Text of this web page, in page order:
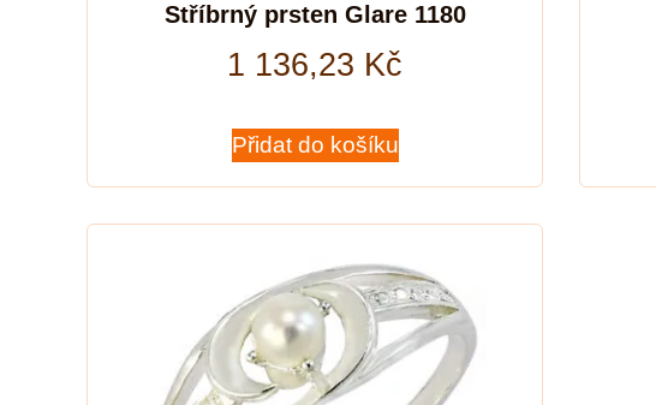
Stříbrný prsten Glare 1180
1 136,23 Kč
Přidat do košíku